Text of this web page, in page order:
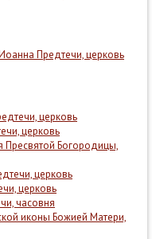
Предтечи, церковь
церковь
церковь
Пресвятой Богородицы,
церковь
церковь
часовня
иконы Божией Матери,